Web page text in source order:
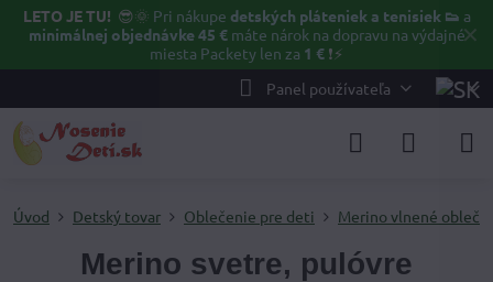
✕
LETO JE TU! 😎🌞 Pri nákupe detských pláteniek a tenisiek 👟 a
minimálnej objednávke 45 €máte nárok na dopravu na výdajné
miesta Packety len za 1 € ❗⚡️
Panel používateľa
Úvod Detský tovar Oblečenie pre deti Merino vlnené
Merino svetre, pulóvre